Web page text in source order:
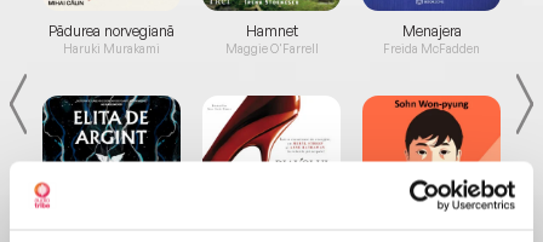
Pădurea norvegiană
Haruki Murakami
Hamnet
Maggie O'Farrell
Menajera
Freida McFadden